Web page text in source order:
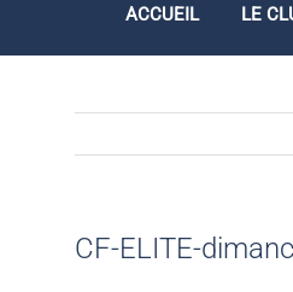
ACCUEIL LE
CF-ELITE-